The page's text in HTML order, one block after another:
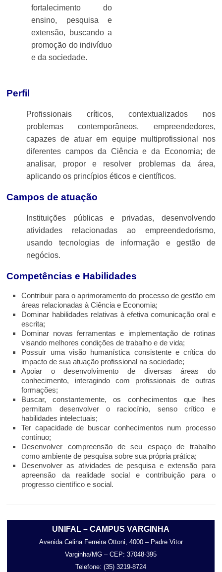
fortalecimento do
ensino, pesquisa e
extensão, buscando a
promoção do indivíduo
e da sociedade.
Perfil
Profissionais críticos, contextualizados nos
problemas contemporâneos, empreendedores,
capazes de atuar em equipe multiprofissional nos
diferentes campos da Ciência e da Economia; de
analisar, propor e resolver problemas da área,
aplicando os princípios éticos e científicos.
Campos de atuação
Instituições públicas e privadas, desenvolvendo
atividades relacionadas ao empreendedorismo,
usando tecnologias de informação e gestão de
negócios.
Competências e Habilidades
Contribuir para o aprimoramento do processo de gestão em
áreas relacionadas à Ciência e Economia;
Dominar habilidades relativas à efetiva comunicação oral e
escrita;
Dominar novas ferramentas e implementação de rotinas
visando melhores condições de trabalho e de vida;
Possuir uma visão humanística consistente e crítica do
impacto de sua atuação profissional na sociedade;
Apoiar o desenvolvimento de diversas áreas do
conhecimento, interagindo com profissionais de outras
formações;
Buscar, constantemente, os conhecimentos que lhes
permitam desenvolver o raciocínio, senso crítico e
habilidades intelectuais;
Ter capacidade de buscar conhecimentos num processo
contínuo;
Desenvolver compreensão de seu espaço de trabalho
como ambiente de pesquisa sobre sua própria prática;
Desenvolver as atividades de pesquisa e extensão para
apreensão da realidade social e contribuição para o
progresso científico e social.
UNIFAL – CAMPUS VARGINHA
Avenida Celina Ferreira Ottoni, 4000 – Padre Vitor
Varginha/MG – CEP: 37048-395
Telefone: (35) 3219-8724